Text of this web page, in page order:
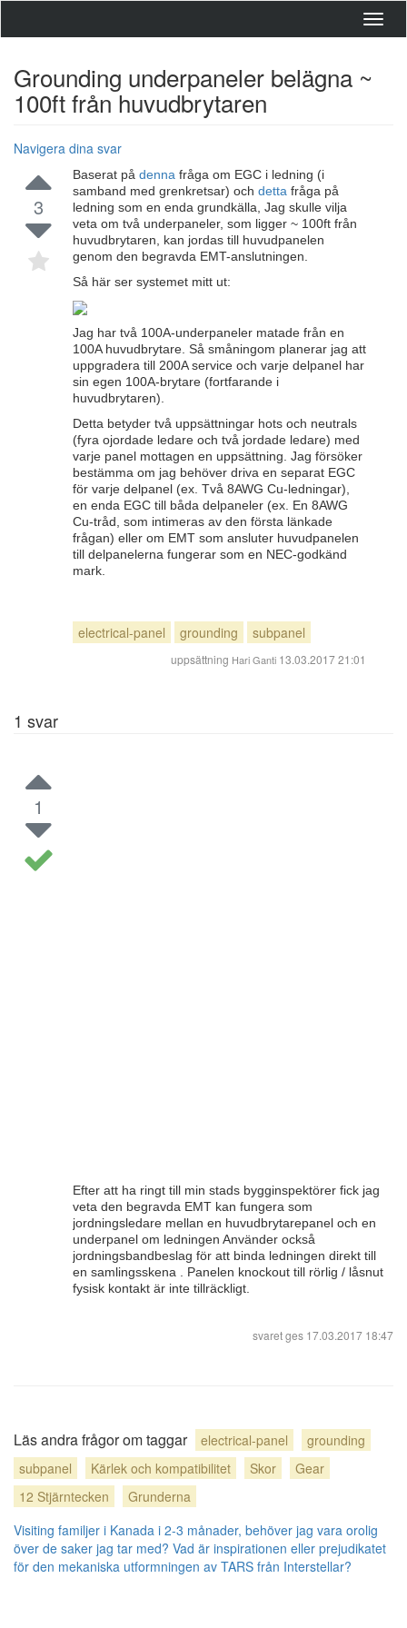
Grounding underpaneler belägna ~
100ft från huvudbrytaren
Navigera dina svar
3
Baserat på denna fråga om EGC i ledning (i
samband med grenkretsar) och detta fråga på
ledning som en enda grundkälla, Jag skulle vilja
veta om två underpaneler, som ligger ~ 100ft från
huvudbrytaren, kan jordas till huvudpanelen
genom den begravda EMT-anslutningen.
Så här ser systemet mitt ut:
Jag har två 100A-underpaneler matade från en
100A huvudbrytare. Så småningom planerar jag att
uppgradera till 200A service och varje delpanel har
sin egen 100A-brytare (fortfarande i
huvudbrytaren).
Detta betyder två uppsättningar hots och neutrals
(fyra ojordade ledare och två jordade ledare) med
varje panel mottagen en uppsättning. Jag försöker
bestämma om jag behöver driva en separat EGC
för varje delpanel (ex. Två 8AWG Cu-ledningar),
en enda EGC till båda delpaneler (ex. En 8AWG
Cu-tråd, som intimeras av den första länkade
frågan) eller om EMT som ansluter huvudpanelen
till delpanelerna fungerar som en NEC-godkänd
mark.
electrical-panel grounding subpanel
uppsättning Hari Ganti 13.03.2017 21:01
1 svar
1
Efter att ha ringt till min stads bygginspektörer fick jag
veta den begravda EMT kan fungera som
jordningsledare mellan en huvudbrytarepanel och en
underpanel om ledningen Använder också
jordningsbandbeslag för att binda ledningen direkt till
en samlingsskena . Panelen knockout till rörlig / låsnut
fysisk kontakt är inte tillräckligt.
svaret ges 17.03.2017 18:47
Läs andra frågor om taggar electrical-panel
grounding
subpanel
Kärlek och kompatibilitet Skor
Gear
12 Stjärntecken
Grunderna
Visiting familjer i Kanada i 2-3 månader, behöver jag vara orolig
över de saker jag tar med? Vad är inspirationen eller prejudikatet
för den mekaniska utformningen av TARS från Interstellar?